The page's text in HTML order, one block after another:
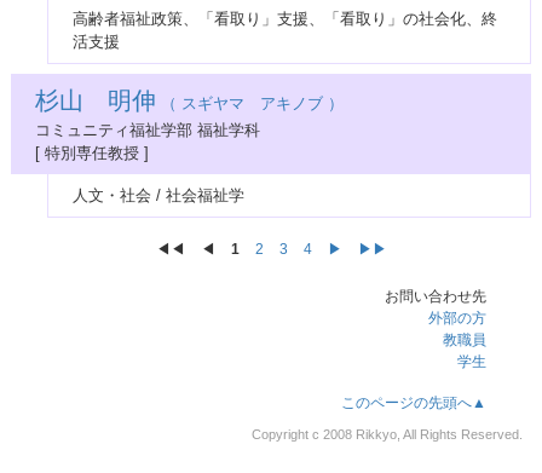
高齢者福祉政策、「看取り」支援、「看取り」の社会化、終
活支援
杉山 明伸 （ スギヤマ アキノブ ）
コミュニティ福祉学部 福祉学科
[ 特別専任教授 ]
人文・社会 / 社会福祉学
◀◀︎ ◀︎ 1 2 3 4 ▶ ▶▶
お問い合わせ先
外部の方
教職員
学生
このページの先頭へ▲
Copyright c 2008 Rikkyo, All Rights Reserved.